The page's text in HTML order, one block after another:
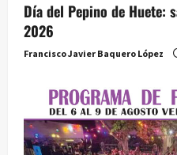
Día del Pepino de Huete:
2026
Francisco Javier Baquero López